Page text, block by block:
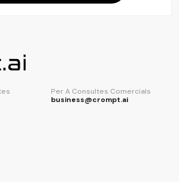
Per A Consultes Comercials
business@crompt.ai